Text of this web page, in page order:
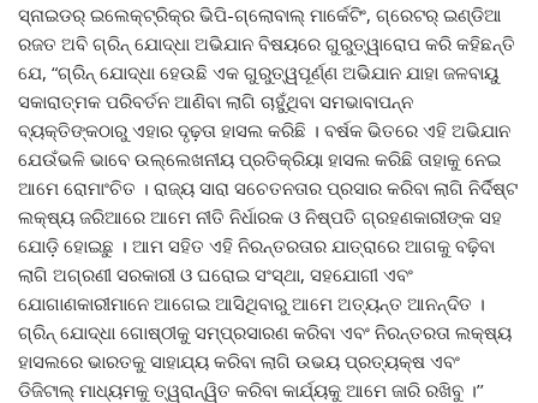
ସ୍ନାଇଡର୍ ଇଲେକ୍ଟ୍ରିକ୍‌ର ଭିପି-ଗ୍ଲୋବାଲ୍ ମାର୍କେଟିଂ, ଗ୍ରେଟର୍ ଇଣ୍ଡିଆ
ରଜତ ଅବି ଗ୍ରିନ୍ ଯୋଦ୍ଧା ଅଭିଯାନ ବିଷୟରେ ଗୁରୁତ୍ୱାରୋପ କରି କହିଛନ୍ତି
ଯେ, “ଗ୍ରିନ୍ ଯୋଦ୍ଧା ହେଉଛି ଏକ ଗୁରୁତ୍ୱପୂର୍ଣ୍ଣ ଅଭିଯାନ ଯାହା ଜଳବାୟୁ
ସକାରାତ୍ମକ ପରିବର୍ତନ ଆଣିବା ଲାଗି ଚାହୁଁଥିବା ସମଭାବାପନ୍ନ
ବ୍ୟକ୍ତିଙ୍କଠାରୁ ଏହାର ଦୃଢ଼ତା ହାସଲ କରିଛି । ବର୍ଷକ ଭିତରେ ଏହି ଅଭିଯାନ
ଯେଉଁଭଳି ଭାବେ ଉଲ୍ଲେଖନୀୟ ପ୍ରତିକ୍ରିୟା ହାସଲ କରିଛି ତାହାକୁ ନେଇ
ଆମେ ରୋମାଂଚିତ । ରାଜ୍ୟ ସାରା ସଚେତନତାର ପ୍ରସାର କରିବା ଲାଗି ନିର୍ଦିଷ୍ଟ
ଲକ୍ଷ୍ୟ ଜରିଆରେ ଆମେ ନୀତି ନିର୍ଧାରକ ଓ ନିଷ୍ପତି ଗ୍ରହଣକାରୀଙ୍କ ସହ
ଯୋଡ଼ି ହୋଇଛୁ । ଆମ ସହିତ ଏହି ନିରନ୍ତରତାର ଯାତ୍ରାରେ ଆଗକୁ ବଢ଼ିବା
ଲାଗି ଅଗ୍ରଣୀ ସରକାରୀ ଓ ଘରୋଇ ସଂସ୍ଥା, ସହଯୋଗୀ ଏବଂ
ଯୋଗାଣକାରୀମାନେ ଆଗେଇ ଆସିଥିବାରୁ ଆମେ ଅତ୍ୟନ୍ତ ଆନନ୍ଦିତ ।
ଗ୍ରିନ୍ ଯୋଦ୍ଧା ଗୋଷ୍ଠୀକୁ ସମ୍ପ୍ରସାରଣ କରିବା ଏବଂ ନିରନ୍ତରତା ଲକ୍ଷ୍ୟ
ହାସଲରେ ଭାରତକୁ ସାହାଯ୍ୟ କରିବା ଲାଗି ଉଭୟ ପ୍ରତ୍ୟକ୍ଷ ଏବଂ
ଡିଜିଟାଲ୍ ମାଧ୍ୟମକୁ ତ୍ୱରାନ୍ୱିତ କରିବା କାର୍ଯ୍ୟକୁ ଆମେ ଜାରି ରଖିବୁ ।’’